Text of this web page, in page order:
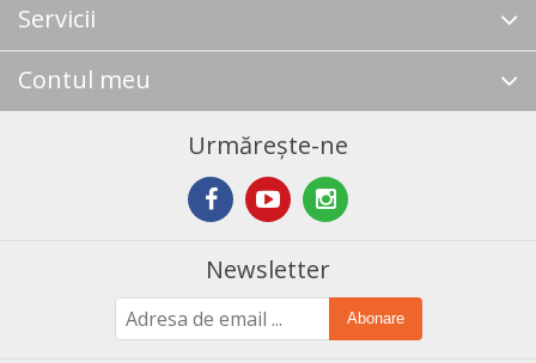
Servicii
Contul meu
Urmărește-ne
Newsletter
Abonare